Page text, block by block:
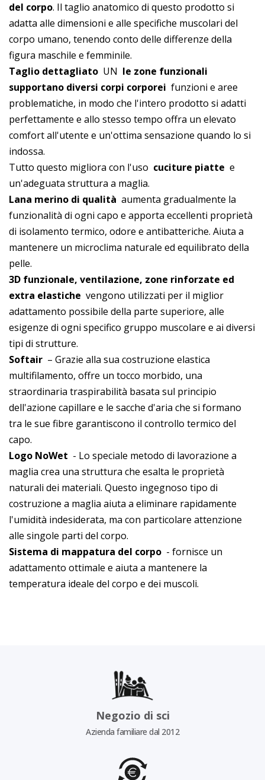
del corpo. Il taglio anatomico di questo prodotto si
adatta alle dimensioni e alle specifiche muscolari del
corpo umano, tenendo conto delle differenze della
figura maschile e femminile.
Taglio dettagliato UN le zone funzionali
supportano diversi corpi corporei funzioni e aree
problematiche, in modo che l'intero prodotto si adatti
perfettamente e allo stesso tempo offra un elevato
comfort all'utente e un'ottima sensazione quando lo si
indossa.
Tutto questo migliora con l'uso cuciture piatte e
un'adeguata struttura a maglia.
Lana merino di qualità aumenta gradualmente la
funzionalità di ogni capo e apporta eccellenti proprietà
di isolamento termico, odore e antibatteriche. Aiuta a
mantenere un microclima naturale ed equilibrato della
pelle.
3D funzionale, ventilazione, zone rinforzate ed
extra elastiche vengono utilizzati per il miglior
adattamento possibile della parte superiore, alle
esigenze di ogni specifico gruppo muscolare e ai diversi
tipi di strutture.
Softair – Grazie alla sua costruzione elastica
multifilamento, offre un tocco morbido, una
straordinaria traspirabilità basata sul principio
dell'azione capillare e le sacche d'aria che si formano
tra le sue fibre garantiscono il controllo termico del
capo.
Logo NoWet - Lo speciale metodo di lavorazione a
maglia crea una struttura che esalta le proprietà
naturali dei materiali. Questo ingegnoso tipo di
costruzione a maglia aiuta a eliminare rapidamente
l'umidità indesiderata, ma con particolare attenzione
alle singole parti del corpo.
Sistema di mappatura del corpo - fornisce un
adattamento ottimale e aiuta a mantenere la
temperatura ideale del corpo e dei muscoli.
Negozio di sci
Azienda familiare dal 2012